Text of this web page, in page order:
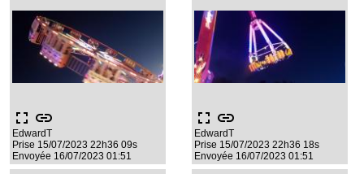
fullscreen link
EdwardT
Prise 15/07/2023 22h36 09s
Envoyée 16/07/2023 01:51
fullscreen link
EdwardT
Prise 15/07/2023 22h36 18s
Envoyée 16/07/2023 01:51